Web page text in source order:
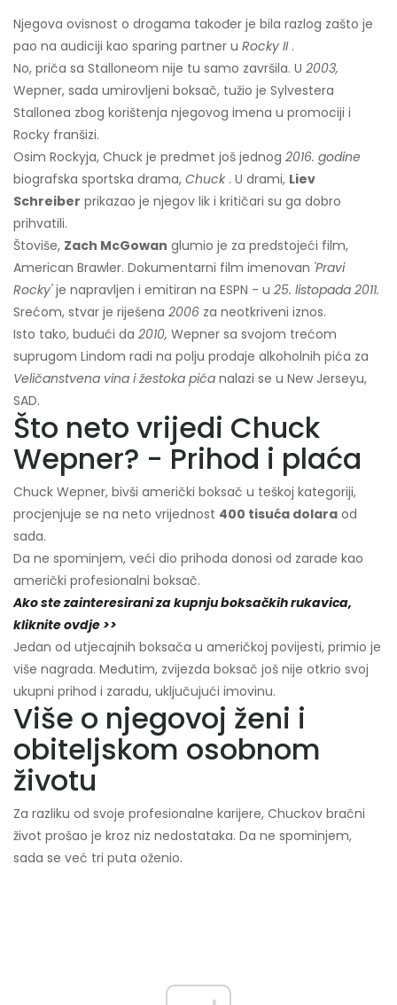
Njegova ovisnost o drogama također je bila razlog zašto je
pao na audiciji kao sparing partner u Rocky II.
No, priča sa Stalloneom nije tu samo završila. U 2003,
Wepner, sada umirovljeni boksač, tužio je Sylvestera
Stallonea zbog korištenja njegovog imena u promociji i
Rocky franšizi.
Osim Rockyja, Chuck je predmet još jednog 2016. godine
biografska sportska drama, Chuck. U drami, Liev
Schreiber prikazao je njegov lik i kritičari su ga dobro
prihvatili.
Štoviše, Zach McGowan glumio je za predstojeći film,
American Brawler. Dokumentarni film imenovan 'Pravi
Rocky'je napravljen i emitiran na ESPN - u 25. listopada 2011.
Srećom, stvar je riješena 2006 za neotkriveni iznos.
Isto tako, budući da 2010, Wepner sa svojom trećom
suprugom Lindom radi na polju prodaje alkoholnih pića za
Veličanstvena vina i žestoka pića nalazi se u New Jerseyu,
SAD.
Što neto vrijedi Chuck
Wepner? - Prihod i plaća
Chuck Wepner, bivši američki boksač u teškoj kategoriji,
procjenjuje se na neto vrijednost 400 tisuća dolara od
sada.
Da ne spominjem, veći dio prihoda donosi od zarade kao
američki profesionalni boksač.
Ako ste zainteresirani za kupnju boksačkih rukavica,
kliknite ovdje >>
Jedan od utjecajnih boksača u američkoj povijesti, primio je
više nagrada. Međutim, zvijezda boksač još nije otkrio svoj
ukupni prihod i zaradu, uključujući imovinu.
Više o njegovoj ženi i
obiteljskom osobnom
životu
Za razliku od svoje profesionalne karijere, Chuckov bračni
život prošao je kroz niz nedostataka. Da ne spominjem,
sada se već tri puta oženio.